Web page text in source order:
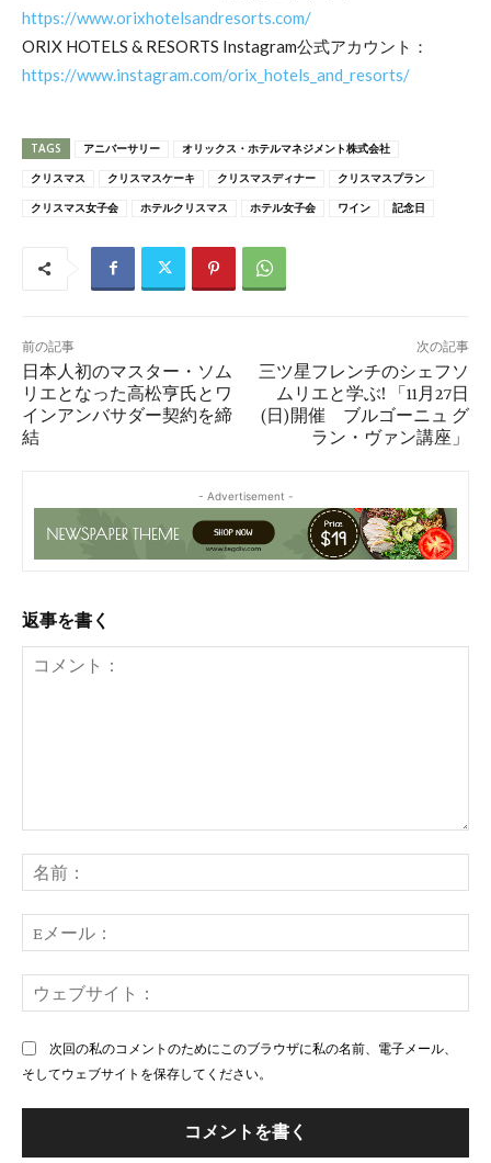
https://www.orixhotelsandresorts.com/
ORIX HOTELS & RESORTS Instagram公式アカウント：
https://www.instagram.com/orix_hotels_and_resorts/
TAGS アニバーサリー オリックス・ホテルマネジメント株式会社
クリスマス クリスマスケーキ クリスマスディナー クリスマスプラン
クリスマス女子会 ホテルクリスマス ホテル女子会 ワイン 記念日
前の記事
日本人初のマスター・ソム
リエとなった高松亨氏とワ
インアンバサダー契約を締
結
次の記事
三ツ星フレンチのシェフソ
ムリエと学ぶ! 「11月27日
(日)開催 ブルゴーニュ グ
ラン・ヴァン講座」
- Advertisement -
返事を書く
ン
ト：
前
メ
ー
ェ
次回の私のコメントのためにこのブラウザに私の名前、電子メール、
そしてウェブサイトを保存してください。